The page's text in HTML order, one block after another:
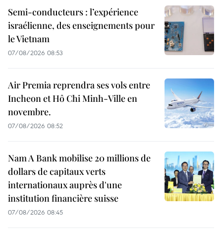
Semi-conducteurs : l’expérience
israélienne, des enseignements pour
le Vietnam
07/08/2026 08:53
Air Premia reprendra ses vols entre
Incheon et Hô Chi Minh-Ville en
novembre.
07/08/2026 08:52
Nam A Bank mobilise 20 millions de
dollars de capitaux verts
internationaux auprès d'une
institution financière suisse
07/08/2026 08:45